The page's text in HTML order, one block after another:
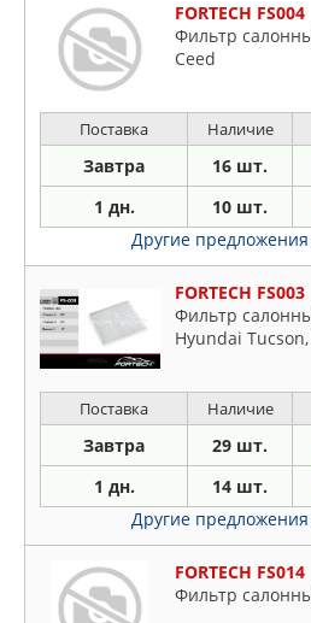
FORTECH FS004
Фильтр
Ceed
Поставка Наличие
Завтра 16 шт.
1 дн. 10 шт.
Другие предложения
FORTECH FS003
Фильтр
Hyundai
Поставка Наличие
Завтра 29 шт.
1 дн. 14 шт.
Другие предложения
FORTECH FS014
Фильтр